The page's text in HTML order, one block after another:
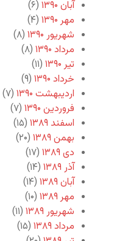
آبان ۱۳۹۰
(۶)
مهر ۱۳۹۰
(۴)
شهریور ۱۳۹۰
(۸)
مرداد ۱۳۹۰
(۸)
تیر ۱۳۹۰
(۱۱)
خرداد ۱۳۹۰
(۹)
اردیبهشت ۱۳۹۰
(۷)
فروردین ۱۳۹۰
(۷)
اسفند ۱۳۸۹
(۱۵)
بهمن ۱۳۸۹
(۲۰)
دی ۱۳۸۹
(۱۷)
آذر ۱۳۸۹
(۱۴)
آبان ۱۳۸۹
(۱۴)
مهر ۱۳۸۹
(۱۰)
شهریور ۱۳۸۹
(۱۱)
مرداد ۱۳۸۹
(۱۵)